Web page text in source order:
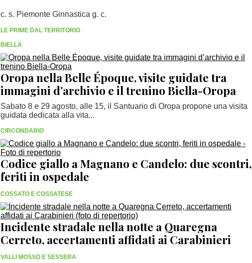
c. s. Piemonte Ginnastica g. c.
LE PRIME DAL TERRITORIO
BIELLA
Oropa nella Belle Époque, visite guidate tra
immagini d’archivio e il trenino Biella-Oropa
Sabato 8 e 29 agosto, alle 15, il Santuario di Oropa propone una visita
guidata dedicata alla vita...
CIRCONDARIO
Codice giallo a Magnano e Candelo: due scontri,
feriti in ospedale
COSSATO E COSSATESE
Incidente stradale nella notte a Quaregna
Cerreto, accertamenti affidati ai Carabinieri
VALLI MOSSO E SESSERA